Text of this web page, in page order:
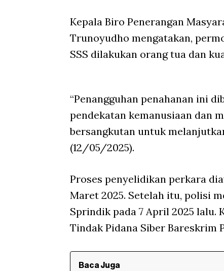
Kepala Biro Penerangan
Trunoyudho mengatakan,
SSS dilakukan orang tua dan
“Penangguhan penahanan ini
pendekatan kemanusiaan dan
bersangkutan untuk
(12/05/2025).
Proses penyelidikan perkara
Maret 2025. Setelah itu, polisi
Sprindik pada 7 April 2025
Tindak Pidana Siber Bareskrim
Baca Juga